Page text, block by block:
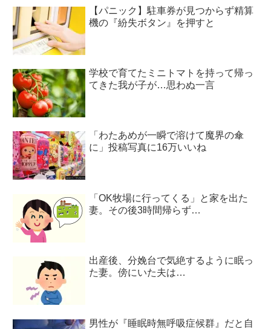
【パニック】駐車券が見つからず精算
機の『紛失ボタン』を押すと
学校で育てたミニトマトを持って帰っ
てきた我が子が…思わぬ一言
「わたあめが一瞬で溶けて魔界の傘
に」投稿写真に16万いいね
「OK牧場に行ってくる」と家を出た
妻。その後3時間帰らず…
出産後、分娩台で気絶するように眠っ
た妻。傍にいた夫は…
男性が『睡眠時無呼吸症候群』だと自